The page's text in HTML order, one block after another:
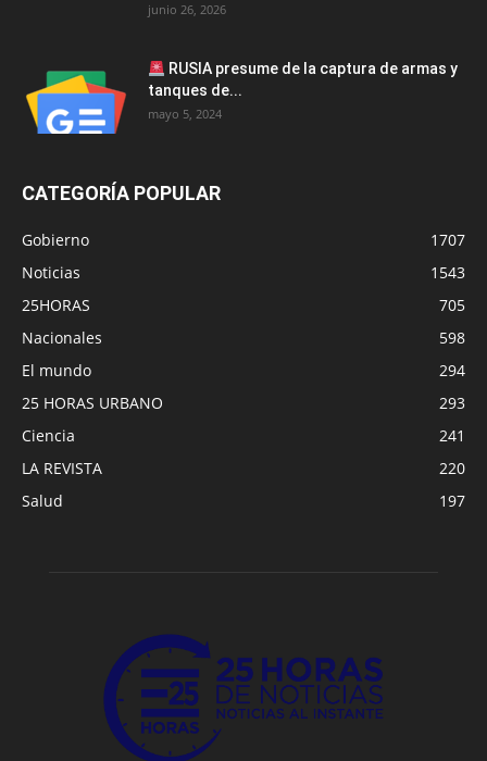
junio 26, 2026
RUSIA presume de la captura de armas y
tanques de...
mayo 5, 2024
CATEGORÍA POPULAR
Gobierno
1707
Noticias
1543
25HORAS
705
Nacionales
598
El mundo
294
25 HORAS URBANO
293
Ciencia
241
LA REVISTA
220
Salud
197